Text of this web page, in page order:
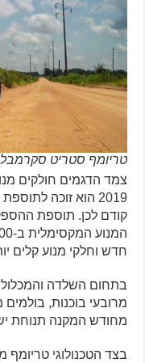
טריומף סטריט
קודם לכן. תוספת
חדש וחלקי מנוע קלים
בתחום השלדה
מרובעי בוכנות,
מחודש המקנה תנוחת
בצד הטכנולוגי